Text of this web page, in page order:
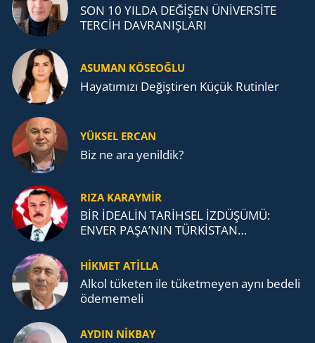
SON 10 YILDA DEĞİŞEN ÜNİVERSİTE
TERCİH DAVRANIŞLARI
ASUMAN KÖSEOĞLU
Ha­ya­tı­mı­zı De­ğiş­ti­ren Küçük Ru­tin­ler
YÜKSEL ERCAN
Biz ne ara yenildik?
RIZA KARAYMIR
BİR İDEALİN TARİHSEL İZDÜŞÜMÜ:
ENVER PAŞA’NIN TÜRKİSTAN
TEŞKİLATI’NA UZANAN MİRASI
HİKMET ATİLLA
Alkol tü­ke­ten ile tü­ket­me­yen aynı be­de­li
öde­me­me­li
AYDIN NİKBAY